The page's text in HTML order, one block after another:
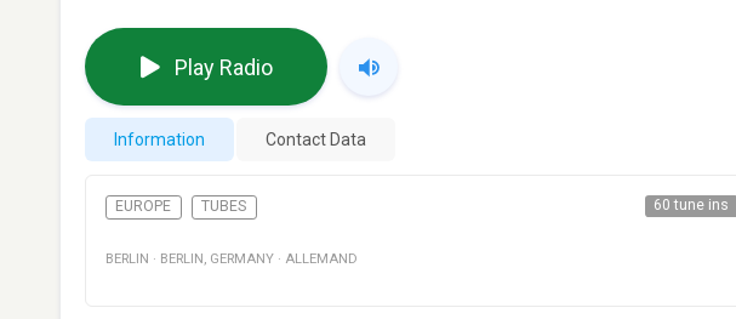
Play Radio
Information Contact Data
EUROPE TUBES 60 tune ins
BERLIN · BERLIN , GERMANY · ALLEMAND